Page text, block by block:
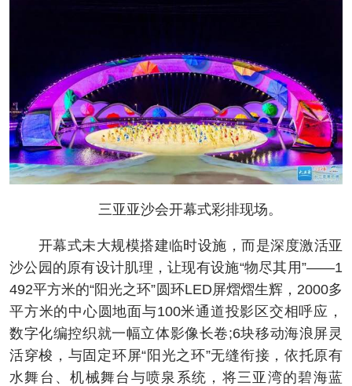
三亚亚沙会开幕式彩排现场。
开幕式未大规模搭建临时设施，而是深度激活亚
沙公园的原有设计肌理，让现有设施“物尽其用”——1
492平方米的“阳光之环”圆环LED屏熠熠生辉，2000多
平方米的中心圆地面与100米通道投影区交相呼应，
数字化编控织就一幅立体影像长卷;6块移动海浪屏灵
活穿梭，与固定环屏“阳光之环”无缝衔接，依托原有
水舞台、机械舞台与喷泉系统，将三亚湾的碧海蓝